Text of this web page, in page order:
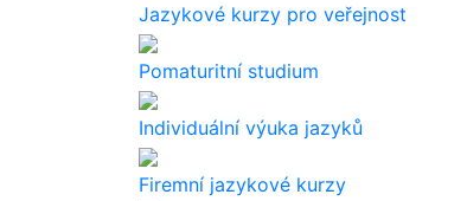
Jazykové kurzy pro veřejnost
Pomaturitní studium
Individuální výuka jazyků
Firemní jazykové kurzy